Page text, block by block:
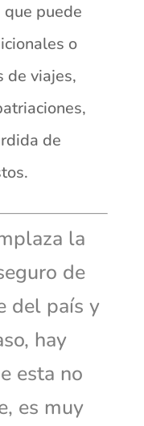
puede
o
de viajes,
de
la
de
del país y
hay
esta no
es muy